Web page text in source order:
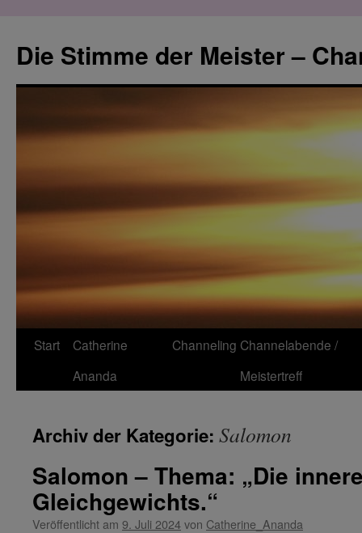
springen
Die Stimme der Meister –
Start
Catherine
Ananda
Channeling Channelabende /
Meistertreff
Archiv der Kategorie: Salomon
Salomon – Thema: „Die
Gleichgewichts.“
Veröffentlicht am 9. Juli 2024von Catherine_Ananda